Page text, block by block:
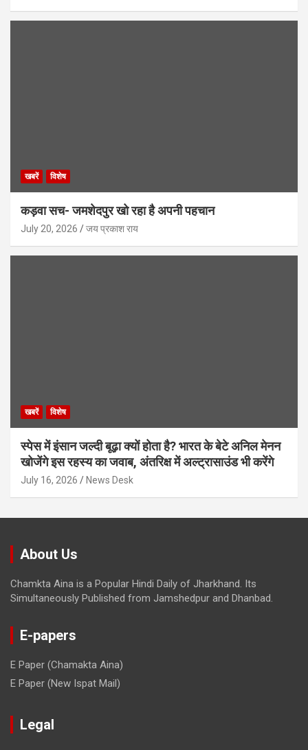
खबरें विशेष
कड़वा सच- जमशेदपुर खो रहा है अपनी पहचान
July 20, 2026 जय प्रकाश राय
खबरें विशेष
स्पेस में इंसान जल्दी बूढ़ा क्यों होता है? भारत के बेटे अनिल मेनन
खोजेंगे इस रहस्य का जवाब, अंतरिक्ष में अल्ट्रासाउंड भी करेंगे
July 16, 2026 News Desk
About Us
Chamkta Aina is a Popular Hindi Daily of Jharkhand. Its
Simultaneously Published from Jamshedpur and Dhanbad.
E-papers
E Paper (Chamakta Aina)
E Paper (New Ispat Mail)
Legal